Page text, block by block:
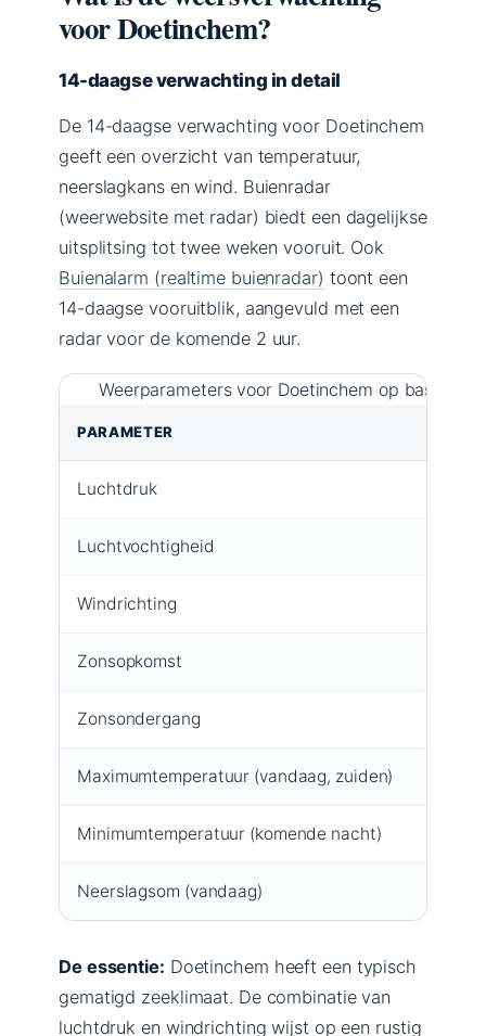
voor Doetinchem?
14-daagse verwachting in detail
De 14-daagse verwachting voor Doetinchem
geeft een overzicht van temperatuur,
neerslagkans en wind. Buienradar
(weerwebsite met radar) biedt een dagelijkse
uitsplitsing tot twee weken vooruit. Ook
Buienalarm (realtime buienradar) toont een
14-daagse vooruitblik, aangevuld met een
radar voor de komende 2 uur.
Weerparameters voor Doetinchem op basis
PARAMETER
Luchtdruk
Luchtvochtigheid
Windrichting
Zonsopkomst
Zonsondergang
Maximumtemperatuur (vandaag, zuiden)
Minimumtemperatuur (komende nacht)
Neerslagsom (vandaag)
De essentie: Doetinchem heeft een typisch
gematigd zeeklimaat. De combinatie van
luchtdruk en windrichting wijst op een rustig